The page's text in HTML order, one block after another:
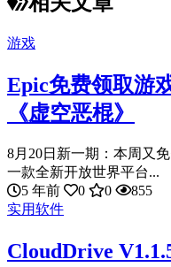
游戏
Epic免费领取游
《虚空恶棍》
8月20日新一期：本周又
一款全新开放世界平台...
5 年前
0 0
855
实用软件
CloudDrive